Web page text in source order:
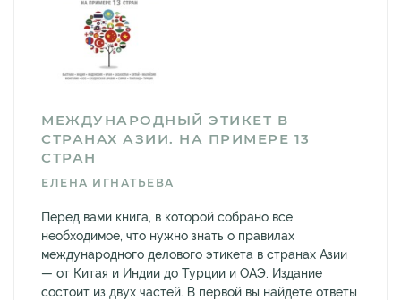
МЕЖДУНАРОДНЫЙ ЭТИКЕТ В
СТРАНАХ АЗИИ. НА ПРИМЕРЕ 13
СТРАН
ЕЛЕНА ИГНАТЬЕВА
Перед вами книга, в которой собрано все
необходимое, что нужно знать о правилах
международного делового этикета в странах Азии
— от Китая и Индии до Турции и ОАЭ. Издание
состоит из двух частей. В первой вы найдете ответы